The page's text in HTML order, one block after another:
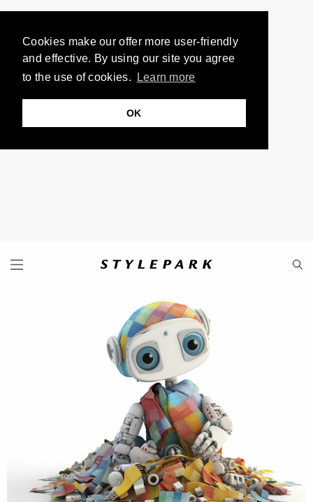
Cookies make our offer more user-friendly
and effective. By using our site you agree
to the use of cookies.
Learn more
OK